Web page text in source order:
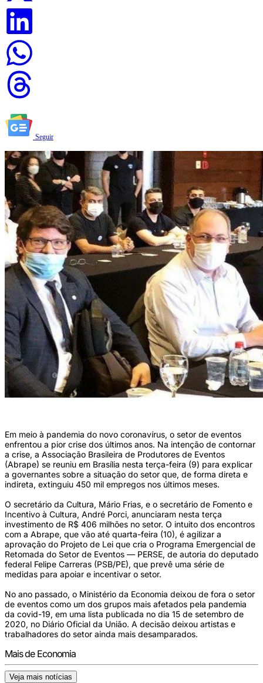
Seguir
Em meio à pandemia do novo coronavírus, o setor de eventos
enfrentou a pior crise dos últimos anos. Na intenção de contornar
a crise, a Associação Brasileira de Produtores de Eventos
(Abrape) se reuniu em Brasília nesta terça-feira (9) para explicar
a governantes sobre a situação do setor que, de forma direta e
indireta, extinguiu 450 mil empregos nos últimos meses.
O secretário da Cultura, Mário Frias, e o secretário de Fomento e
Incentivo à Cultura, André Porci, anunciaram nesta terça
investimento de R$ 406 milhões no setor. O intuito dos encontros
com a Abrape, que vão até quarta-feira (10), é agilizar a
aprovação do Projeto de Lei que cria o Programa Emergencial de
Retomada do Setor de Eventos — PERSE, de autoria do deputado
federal Felipe Carreras (PSB/PE), que prevê uma série de
medidas para apoiar e incentivar o setor.
No ano passado, o Ministério da Economia deixou de fora o setor
de eventos como um dos grupos mais afetados pela pandemia
da covid-19, em uma lista publicada no dia 15 de setembro de
2020, no Diário Oficial da União. A decisão deixou artistas e
trabalhadores do setor ainda mais desamparados.
Mais de Economia
Veja mais notícias